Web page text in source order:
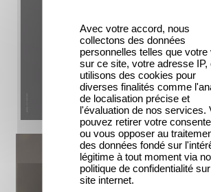
Avec votre accord, nous
collectons des données
personnelles telles que votre
sur ce site, votre adresse IP,
utilisons des cookies pour
diverses finalités comme
de localisation précise et
l'évaluation de nos services.
pouvez retirer votre
ou vous opposer au
des données fondé sur
légitime à tout moment via
politique de confidentialité
site internet.